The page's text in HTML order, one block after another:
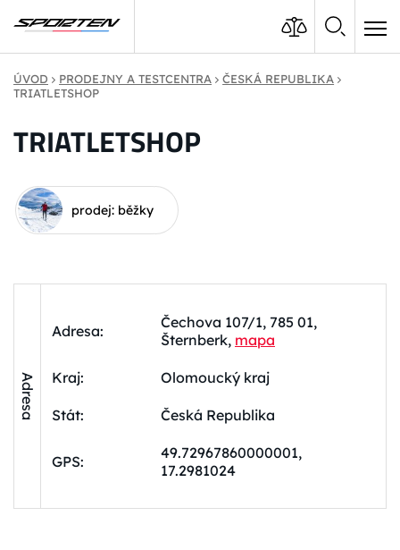
ÚVOD PRODEJNY A TESTCENTRA
ČESKÁ REPUBLIKA
TRIATLETSHOP
TRIATLETSHOP
prodej: běžky
Adresa
Adresa:
Čechova 107/1, 785 01,
Šternberk, mapa
Kraj: Olomoucký kraj
Stát: Česká Republika
GPS:
49.72967860000001,
17.2981024